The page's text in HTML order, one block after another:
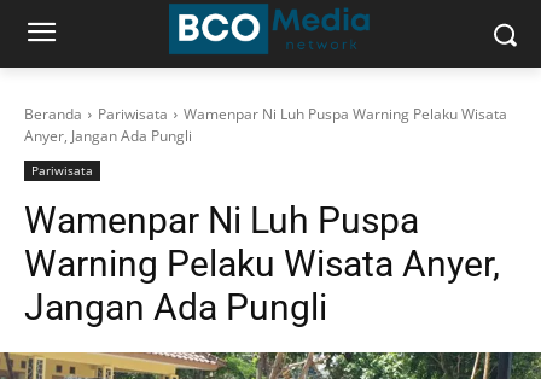
Beranda Pariwisata
Wamenpar Ni Luh Puspa Warning Pelaku Wisata
Anyer, Jangan Ada Pungli
Pariwisata
Wamenpar Ni Luh Puspa
Warning Pelaku Wisata Anyer,
Jangan Ada Pungli